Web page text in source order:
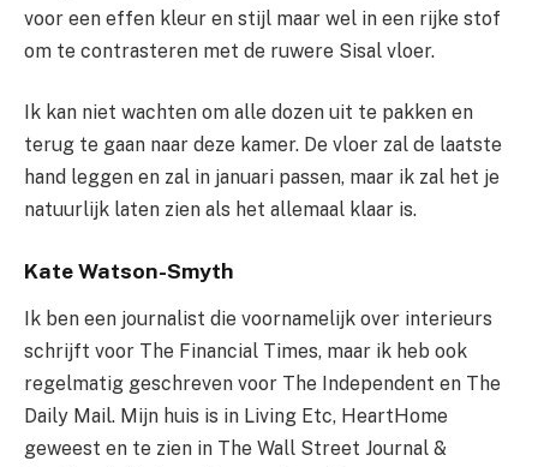
voor een effen kleur en stijl maar wel in een rijke stof
om te contrasteren met de ruwere Sisal vloer.
Ik kan niet wachten om alle dozen uit te pakken en
terug te gaan naar deze kamer. De vloer zal de laatste
hand leggen en zal in januari passen, maar ik zal het je
natuurlijk laten zien als het allemaal klaar is.
Kate Watson-Smyth
Ik ben een journalist die voornamelijk over interieurs
schrijft voor The Financial Times, maar ik heb ook
regelmatig geschreven voor The Independent en The
Daily Mail. Mijn huis is in Living Etc, HeartHome
geweest en te zien in The Wall Street Journal &